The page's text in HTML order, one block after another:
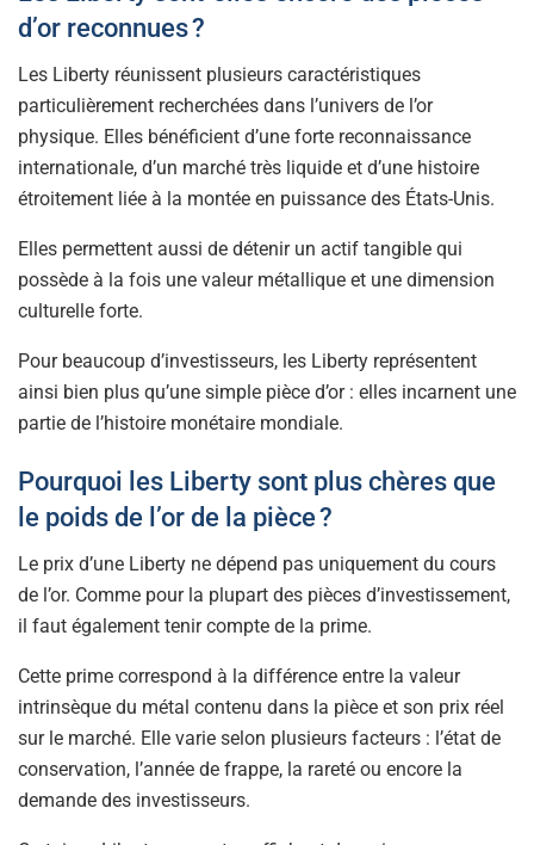
d’or reconnues ?
Les Liberty réunissent plusieurs caractéristiques
particulièrement recherchées dans l’univers de l’or
physique. Elles bénéficient d’une forte reconnaissance
internationale, d’un marché très liquide et d’une histoire
étroitement liée à la montée en puissance des États-Unis.
Elles permettent aussi de détenir un actif tangible qui
possède à la fois une valeur métallique et une dimension
culturelle forte.
Pour beaucoup d’investisseurs, les Liberty représentent
ainsi bien plus qu’une simple pièce d’or : elles incarnent une
partie de l’histoire monétaire mondiale.
Pourquoi les Liberty sont plus chères que
le poids de l’or de la pièce ?
Le prix d’une Liberty ne dépend pas uniquement du cours
de l’or. Comme pour la plupart des pièces d’investissement,
il faut également tenir compte de la prime.
Cette prime correspond à la différence entre la valeur
intrinsèque du métal contenu dans la pièce et son prix réel
sur le marché. Elle varie selon plusieurs facteurs : l’état de
conservation, l’année de frappe, la rareté ou encore la
demande des investisseurs.